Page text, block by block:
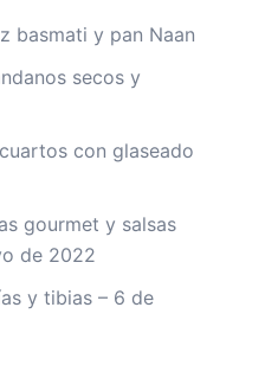
basmati y pan Naan
secos y
con glaseado
gourmet y salsas
de 2022
y tibias – 6 de